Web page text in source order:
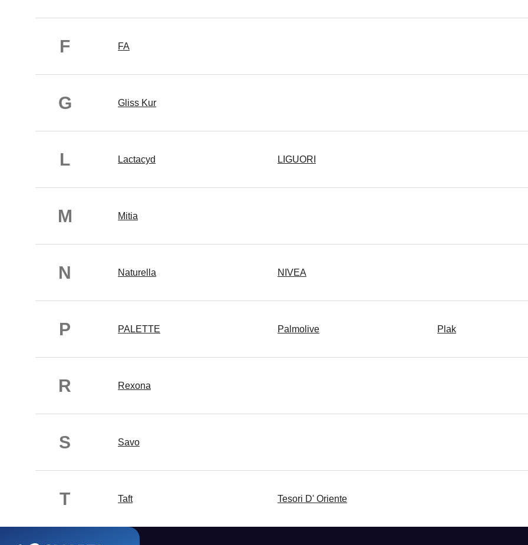
F FA
G Gliss Kur
L Lactacyd LIGUORI
M Mitia
N Naturella NIVEA
P PALETTE Palmolive Plak
R Rexona
S Savo
T Taft Tesori D' Oriente